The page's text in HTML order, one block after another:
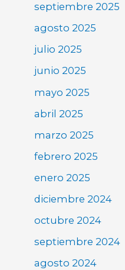
septiembre 2025
agosto 2025
julio 2025
junio 2025
mayo 2025
abril 2025
marzo 2025
febrero 2025
enero 2025
diciembre 2024
octubre 2024
septiembre 2024
agosto 2024